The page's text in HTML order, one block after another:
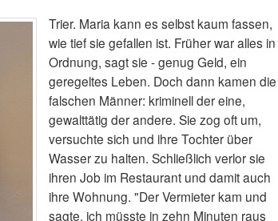
Trier. Maria kann es selbst kaum fassen,
wie tief sie gefallen ist. Früher war alles in
Ordnung, sagt sie - genug Geld, ein
geregeltes Leben. Doch dann kamen die
falschen Männer: kriminell der eine,
gewalttätig der andere. Sie zog oft um,
versuchte sich und ihre Tochter über
Wasser zu halten. Schließlich verlor sie
ihren Job im Restaurant und damit auch
ihre Wohnung. "Der Vermieter kam und
sagte, ich müsste in zehn Minuten raus